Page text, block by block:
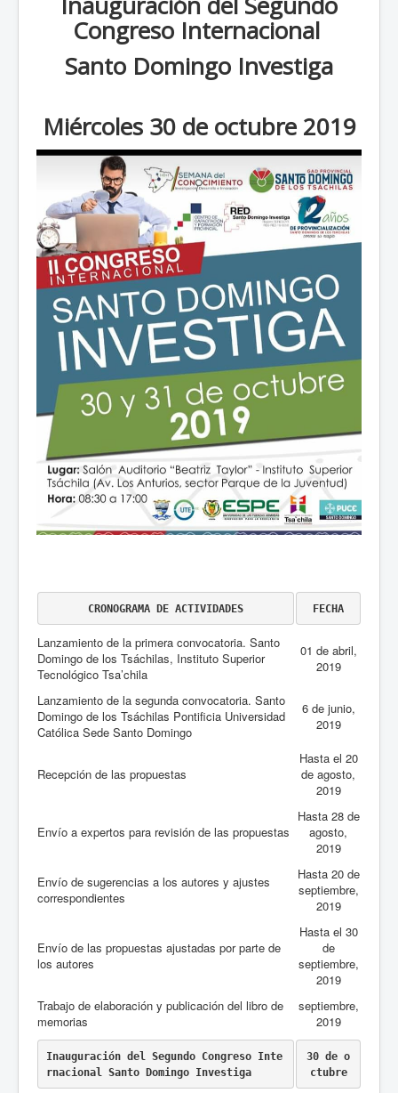
Congreso Internacional
Santo Domingo Investiga
Miércoles 30 de octubre 2019
CRONOGRAMA DE ACTIVIDADES FECHA
Lanzamiento de la primera convocatoria. Santo
Domingo de los Tsáchilas, Instituto Superior
Tecnológico Tsa’chila
01 de abril,
2019
Lanzamiento de la segunda convocatoria. Santo
Domingo de los Tsáchilas Pontificia Universidad
Católica Sede Santo Domingo
6 de junio,
2019
Recepción de las propuestas
Hasta el 20
de agosto,
2019
Envío a expertos para revisión de las propuestas
Hasta 28 de
agosto,
2019
Envío de sugerencias a los autores y ajustes
correspondientes
Hasta 20 de
septiembre,
2019
Envío de las propuestas ajustadas por parte de
los autores
Hasta el 30
de
septiembre,
2019
Trabajo de elaboración y publicación del libro de
memorias
septiembre,
2019
Inauguración del Segundo Congreso Inte
rnacional Santo Domingo Investiga
30 de o
ctubre